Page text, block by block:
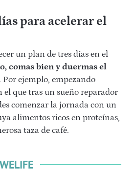
para acelerar el
un plan de tres días en el
comas bien y duermas el
. Por ejemplo, empezando
el que tras un sueño reparador
comenzar la jornada con un
alimentos ricos en proteínas,
taza de café.